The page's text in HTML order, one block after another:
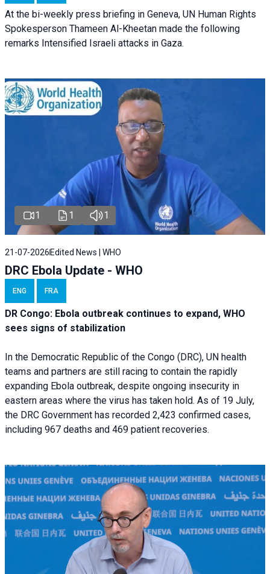
At the bi-weekly press briefing in Geneva, UN Human Rights
Spokesperson Thameen Al-Kheetan made the following
remarks Intensified Israeli attacks in Gaza.
1 1 1
21-07-2026 Edited News | WHO
DRC Ebola Update - WHO
ENG FRA
DR Congo: Ebola outbreak continues to expand, WHO
sees signs of stabilization
In the Democratic Republic of the Congo (DRC), UN health
teams and partners are still racing to contain the rapidly
expanding Ebola outbreak, despite ongoing insecurity in
eastern areas where the virus has taken hold. As of 19 July,
the DRC Government has recorded 2,423 confirmed cases,
including 967 deaths and 469 patient recoveries.